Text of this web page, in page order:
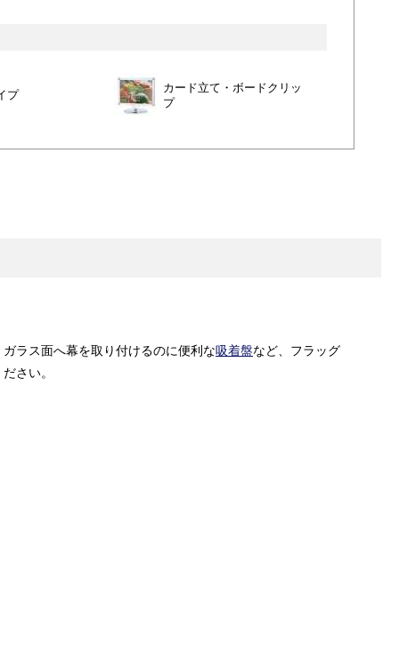
プ
カード立て・ボードクリッ
プ
ラス面へ幕を取り付けるのに便利な吸着盤など、フラッグ
さい。